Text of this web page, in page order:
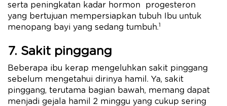
serta peningkatan kadar hormon progesteron
yang bertujuan mempersiapkan tubuh Ibu untuk
menopang bayi yang sedang tumbuh.1
7. Sakit pinggang
Beberapa ibu kerap mengeluhkan sakit pinggang
sebelum mengetahui dirinya hamil. Ya, sakit
pinggang, terutama bagian bawah, memang dapat
menjadi gejala hamil 2 minggu yang cukup sering